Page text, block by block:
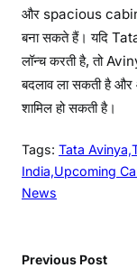
और spacious cabin
बना सकते हैं। यदि
लॉन्च करती है, तो
बदलाव ला सकती है
शामिल हो सकती है।
Tags: Tata
India,Upcoming
News
Previous Post